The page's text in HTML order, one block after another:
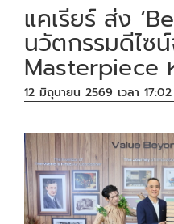
แคเรียร์ ส่ง
นวัตกรรมดีไซ
Masterpiece
12 มิถุนายน 2569 เวลา